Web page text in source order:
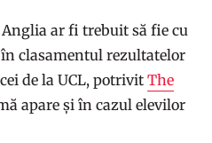
ar fi trebuit să fie cu
clasamentul rezultatelor
de la UCL, potrivitThe
apare și în cazul elevilor